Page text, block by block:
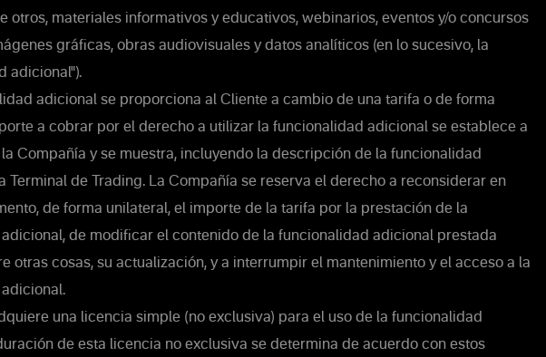
otros, materiales informativos y educativos, webinarios, eventos y/o concursos
gráficas, obras audiovisuales y datos analíticos (en lo sucesivo, la
adicional").
adicional se proporciona al Cliente a cambio de una tarifa o de forma
a cobrar por el derecho a utilizar la funcionalidad adicional se establece a
Compañía y se muestra, incluyendo la descripción de la funcionalidad
Terminal de Trading. La Compañía se reserva el derecho a reconsiderar en
de forma unilateral, el importe de la tarifa por la prestación de la
de modificar el contenido de la funcionalidad adicional prestada
otras cosas, su actualización, y a interrumpir el mantenimiento y el acceso a la
una licencia simple (no exclusiva) para el uso de la funcionalidad
de esta licencia no exclusiva se determina de acuerdo con estos